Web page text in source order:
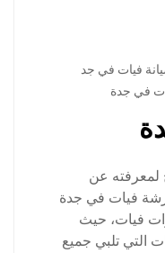
فيات في جد
في جدة
لمعرفته عن
فيات في جدة
فيات، حيث
التي تلبي جميع